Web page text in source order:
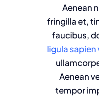
Aenean
fringilla et,
faucibus,
ligula
Aenean
tempor